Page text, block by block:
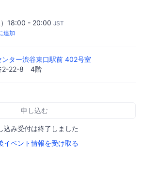
18:00 - 20:00 JST
追加
ンター渋谷東口駅前 402号室
2-22-8 4階
申し込む
込み受付は終了しました
イベント情報を受け取る